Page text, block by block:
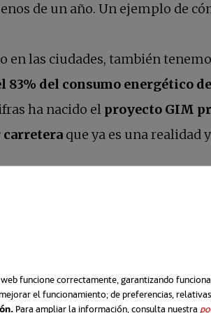
funcione correctamente, garantizando
el funcionamiento; de preferencias,
Para ampliar la información, consulta nuestra
de un año. Un ejemplo de
en las ciudades, también
del consumo energético
ha nacido el proyecto GIM
que ya es una realidad
más “smart”